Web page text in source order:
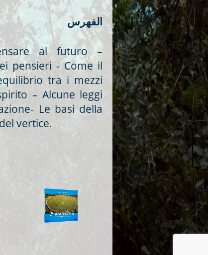
الفهرس
al futuro –
pensieri - Come il
tra i mezzi
– Alcune leggi
Le basi della
vertice.